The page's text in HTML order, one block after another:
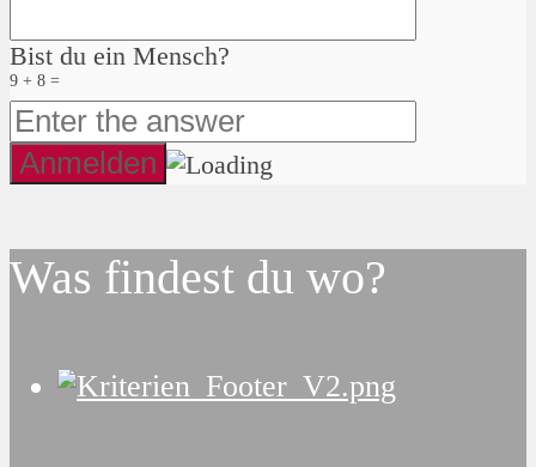
Bist du ein Mensch?
9 + 8 =
Was findest du wo?